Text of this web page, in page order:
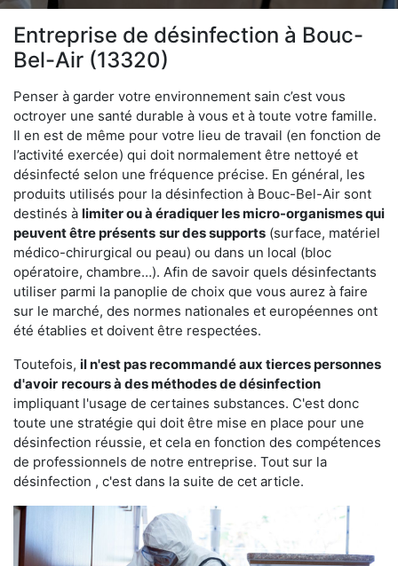
Entreprise de désinfection à Bouc-
Bel-Air (13320)
Penser à garder votre environnement sain c’est vous
octroyer une santé durable à vous et à toute votre famille.
Il en est de même pour votre lieu de travail (en fonction de
l’activité exercée) qui doit normalement être nettoyé et
désinfecté selon une fréquence précise. En général, les
produits utilisés pour la désinfection à Bouc-Bel-Air sont
destinés à limiter ou à éradiquer les micro-organismes qui
peuvent être présents sur des supports (surface, matériel
médico-chirurgical ou peau) ou dans un local (bloc
opératoire, chambre…). Afin de savoir quels désinfectants
utiliser parmi la panoplie de choix que vous aurez à faire
sur le marché, des normes nationales et européennes ont
été établies et doivent être respectées.
Toutefois, il n'est pas recommandé aux tierces personnes
d'avoir recours à des méthodes de désinfection
impliquant l'usage de certaines substances. C'est donc
toute une stratégie qui doit être mise en place pour une
désinfection réussie, et cela en fonction des compétences
de professionnels de notre entreprise. Tout sur la
désinfection , c'est dans la suite de cet article.